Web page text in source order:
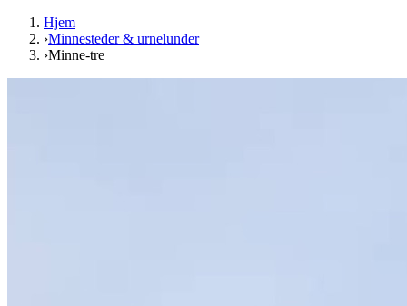
Hjem
›Minnesteder & urnelunder
›Minne-tre